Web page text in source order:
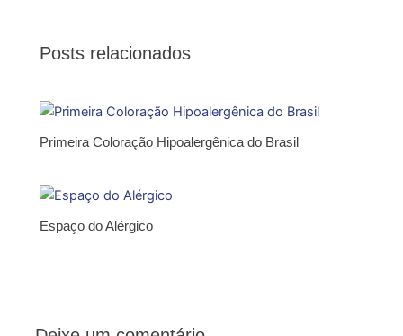
Posts relacionados
Primeira Coloração Hipoalergênica do Brasil
Espaço do Alérgico